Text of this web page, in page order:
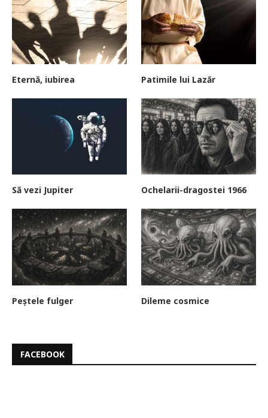
Eternă, iubirea Patimile lui Lazăr
Să vezi Jupiter Ochelarii-dragostei 1966
Peștele fulger Dileme cosmice
FACEBOOK